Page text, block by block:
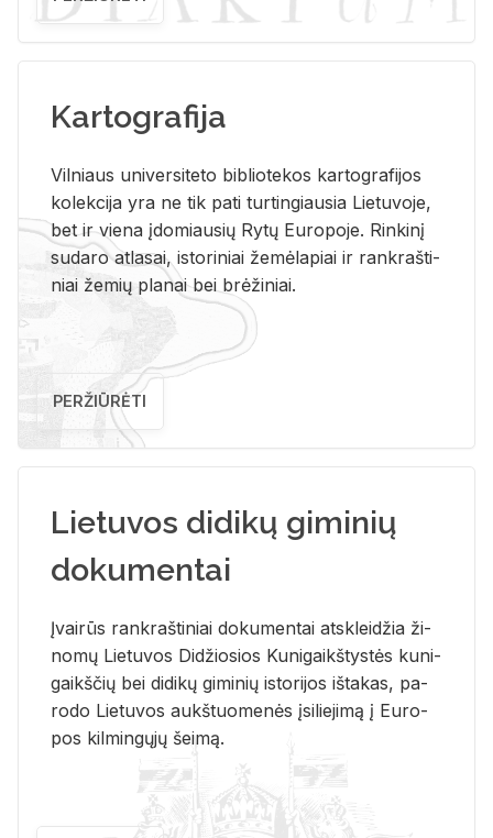
Kartografija
Vil­niaus uni­ver­si­te­to bi­b­lio­te­kos kar­to­gra­fi­jos
ko­lek­ci­ja yra ne tik pati tur­tin­giau­sia Lie­tu­vo­je,
bet ir vie­na įdo­miau­sių Rytų Eu­ro­po­je. Rin­ki­nį
su­da­ro at­la­sai, is­to­ri­niai že­mė­la­piai ir rank­raš­ti­
niai že­mių pla­nai bei brė­ži­niai.
PERŽIŪRĖTI
Lietuvos didikų giminių
dokumentai
Įvai­rūs rank­raš­ti­niai do­ku­men­tai at­sklei­džia ži­
no­mų Lie­tu­vos Di­džio­sios Ku­ni­gaikš­tys­tės ku­ni­
gaikš­čių bei di­di­kų gi­mi­nių is­to­ri­jos iš­ta­kas, pa­
ro­do Lie­tu­vos aukš­tuo­me­nės įsi­lie­ji­mą į Eu­ro­
pos kil­min­gų­jų šei­mą.